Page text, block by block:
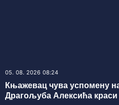
05. 08. 2026 08:24
Књажевац чува успомену
Драгoљуба Алексића краси